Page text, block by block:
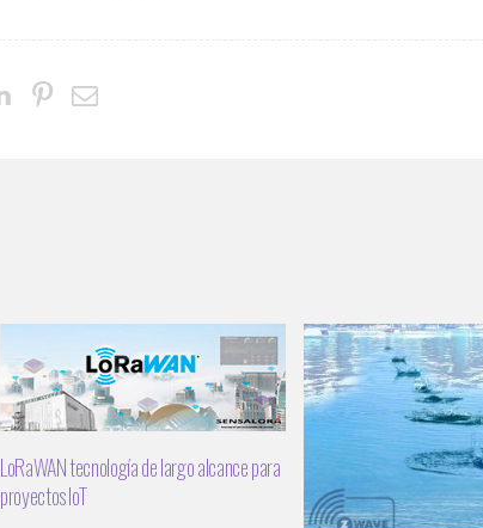
LoRaWAN tecnología de largo alcance para
proyectos IoT